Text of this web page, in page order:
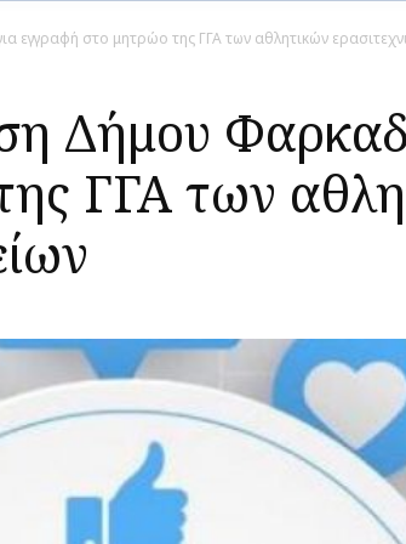
εγγραφή στο μητρώο της ΓΓΑ των αθλητικών
Δήμου
ΓΓΑ των